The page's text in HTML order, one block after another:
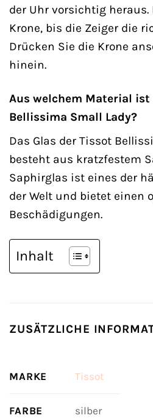
der Uhr vorsichtig heraus.
Krone, bis die Zeiger die
Drücken Sie die Krone
hinein.
Aus welchem Material ist
Bellissima Small Lady?
Das Glas der Tissot
besteht aus kratzfestem
Saphirglas ist eines der
der Welt und bietet einen
Beschädigungen.
Inhalt
ZUSÄTZLICHE
MARKE Tissot
FARBE silber